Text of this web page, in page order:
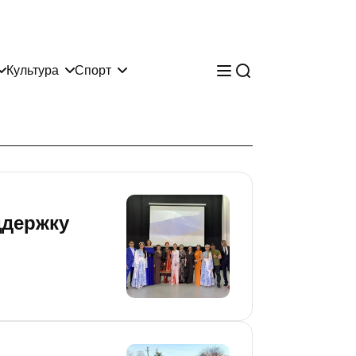
Культура Спорт